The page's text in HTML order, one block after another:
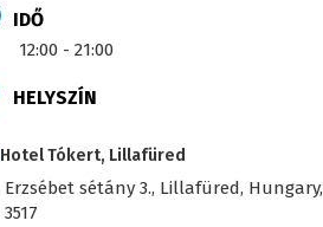
IDŐ
12:00 - 21:00
HELYSZÍN
Hotel Tókert, Lillafüred
Erzsébet sétány 3., Lillafüred, Hungary,
3517